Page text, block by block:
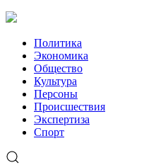
Политика
Экономика
Общество
Культура
Персоны
Происшествия
Экспертиза
Спорт